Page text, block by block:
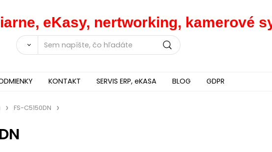
eKasy, nertworking, kamerové
KONTAKT SERVIS ERP, eKASA BLOG GDPR
FS-C5150DN